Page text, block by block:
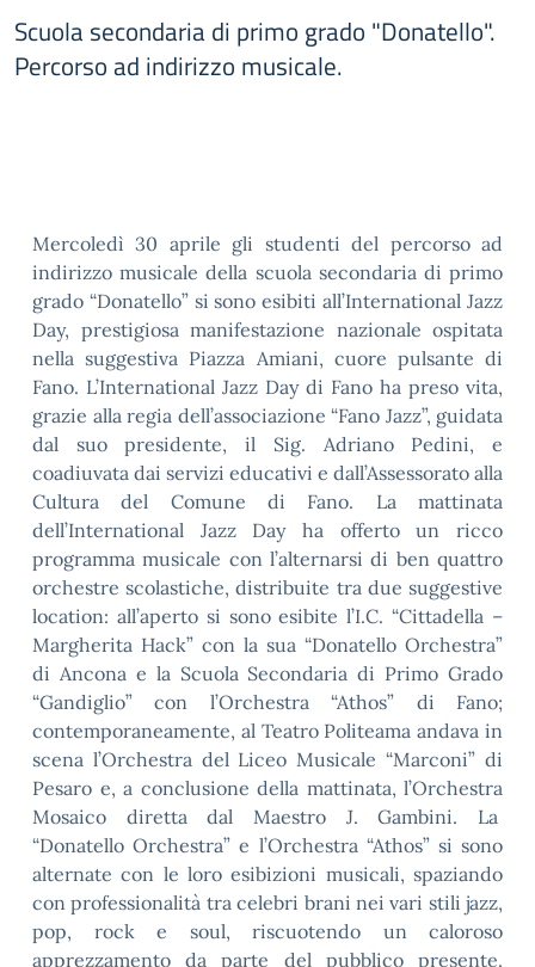
Scuola secondaria di primo grado "Donatello".
Percorso ad indirizzo musicale.
Mercoledì 30 aprile gli studenti del percorso ad
indirizzo musicale della scuola secondaria di primo
grado “Donatello” si sono esibiti all’International Jazz
Day, prestigiosa manifestazione nazionale ospitata
nella suggestiva Piazza Amiani, cuore pulsante di
Fano. L’International Jazz Day di Fano ha preso vita,
grazie alla regia dell’associazione “Fano Jazz”, guidata
dal suo presidente, il Sig. Adriano Pedini, e
coadiuvata dai servizi educativi e dall’Assessorato alla
Cultura del Comune di Fano. La mattinata
dell’International Jazz Day ha offerto un ricco
programma musicale con l’alternarsi di ben quattro
orchestre scolastiche, distribuite tra due suggestive
location: all’aperto si sono esibite l’I.C. “Cittadella –
Margherita Hack” con la sua “Donatello Orchestra”
di Ancona e la Scuola Secondaria di Primo Grado
“Gandiglio” con l’Orchestra “Athos” di Fano;
contemporaneamente, al Teatro Politeama andava in
scena l’Orchestra del Liceo Musicale “Marconi” di
Pesaro e, a conclusione della mattinata, l’Orchestra
Mosaico diretta dal Maestro J. Gambini. La
“Donatello Orchestra” e l’Orchestra “Athos” si sono
alternate con le loro esibizioni musicali, spaziando
con professionalità tra celebri brani nei vari stili jazz,
pop, rock e soul, riscuotendo un caloroso
apprezzamento da parte del pubblico presente.